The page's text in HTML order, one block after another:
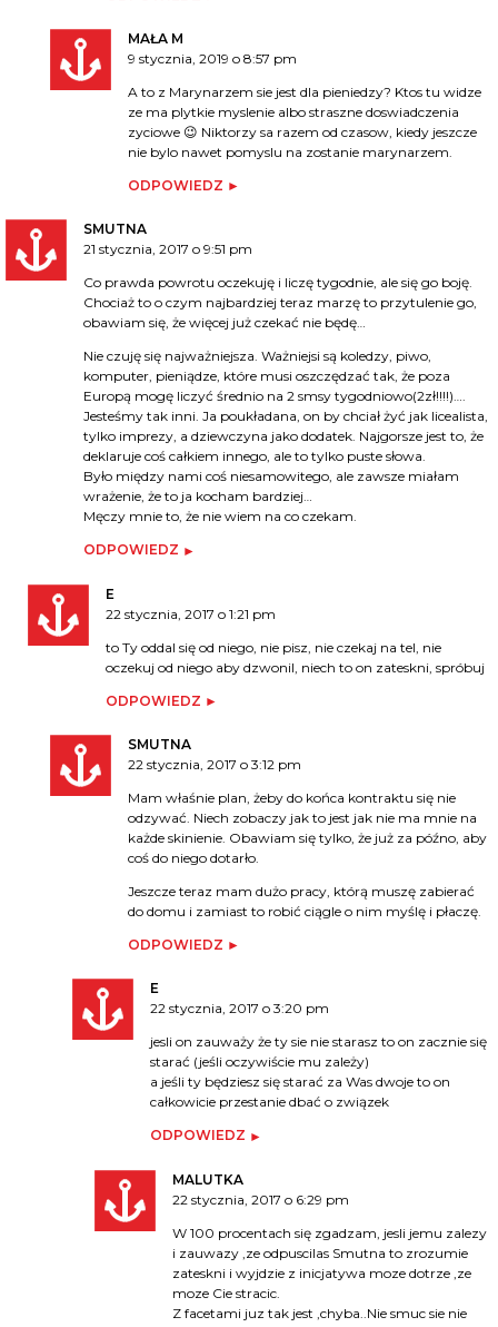
MAŁA M
9 stycznia, 2019 o 8:57 pm
A to z Marynarzem sie jest dla pieniedzy? Ktos tu widze
ze ma plytkie myslenie albo straszne doswiadczenia
zyciowe 😉 Niktorzy sa razem od czasow, kiedy jeszcze
nie bylo nawet pomyslu na zostanie marynarzem.
ODPOWIEDZ
SMUTNA
21 stycznia, 2017 o 9:51 pm
Co prawda powrotu oczekuję i liczę tygodnie, ale się go boję.
Chociaż to o czym najbardziej teraz marzę to przytulenie go,
obawiam się, że więcej już czekać nie będę…
Nie czuję się najważniejsza. Ważniejsi są koledzy, piwo,
komputer, pieniądze, które musi oszczędzać tak, że poza
Europą mogę liczyć średnio na 2 smsy tygodniowo(2zł!!!!)….
Jesteśmy tak inni. Ja poukładana, on by chciał żyć jak licealista,
tylko imprezy, a dziewczyna jako dodatek. Najgorsze jest to, że
deklaruje coś całkiem innego, ale to tylko puste słowa.
Było między nami coś niesamowitego, ale zawsze miałam
wrażenie, że to ja kocham bardziej…
Męczy mnie to, że nie wiem na co czekam.
ODPOWIEDZ
E
22 stycznia, 2017 o 1:21 pm
to Ty oddal się od niego, nie pisz, nie czekaj na tel, nie
oczekuj od niego aby dzwonil, niech to on zateskni, spróbuj
ODPOWIEDZ
SMUTNA
22 stycznia, 2017 o 3:12 pm
Mam właśnie plan, żeby do końca kontraktu się nie
odzywać. Niech zobaczy jak to jest jak nie ma mnie na
każde skinienie. Obawiam się tylko, że już za późno, aby
coś do niego dotarło.
Jeszcze teraz mam dużo pracy, którą muszę zabierać
do domu i zamiast to robić ciągle o nim myślę i płaczę.
ODPOWIEDZ
E
22 stycznia, 2017 o 3:20 pm
jesli on zauważy że ty sie nie starasz to on zacznie się
starać (jeśli oczywiście mu zależy)
a jeśli ty będziesz się starać za Was dwoje to on
całkowicie przestanie dbać o związek
ODPOWIEDZ
MALUTKA
22 stycznia, 2017 o 6:29 pm
W 100 procentach się zgadzam, jesli jemu zalezy
i zauwazy ,ze odpuscilas Smutna to zrozumie
zateskni i wyjdzie z inicjatywa moze dotrze ,ze
moze Cie stracic.
Z facetami juz tak jest ,chyba..Nie smuc sie nie